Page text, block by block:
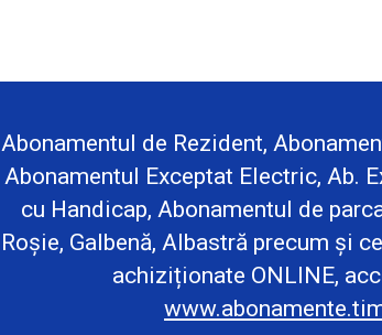
Abonamentul de Rezident,
Abonamentul Exceptat Electric, Ab.
cu Handicap, Abonamentul de
Roșie, Galbenă, Albastră precum și
achiziționate ONLINE,